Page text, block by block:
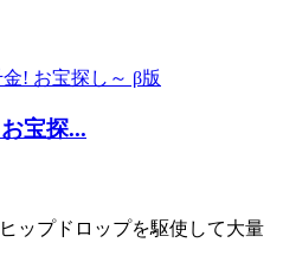
宝探...
ップドロップを駆使して大量